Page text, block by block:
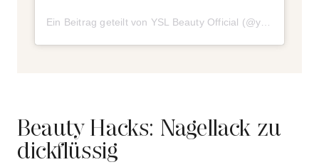
Beauty Hacks: Nagellack zu
dickflüssig